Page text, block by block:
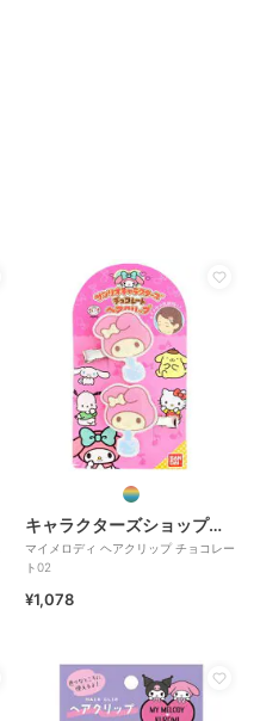
キャラクターズショップ ラフラフ
マイメロディ ヘアクリップ チョコレー
ト02
¥1,078